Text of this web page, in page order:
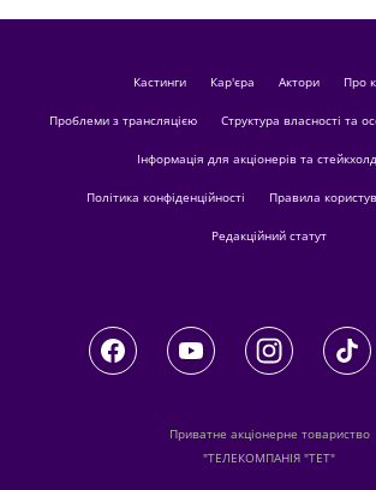
кастинги Кар'єра актори Про
Проблеми з трансляцією Структура власності та
Інформація для акціонерів та
Політика конфіденційності Правила
Редакційний статут
Приватне акціонерне товариство
"ТЕЛЕКОМПАНІЯ "ТЕТ"